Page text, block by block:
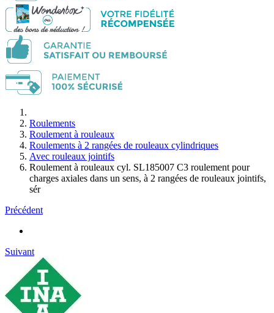
Roulements
Roulement à rouleaux
Roulements à 2 rangées de rouleaux cylindriques
Avec rouleaux jointifs
Roulement à rouleaux cyl. SL185007 C3 roulement pour
charges axiales dans un sens, à 2 rangées de rouleaux jointifs,
sér
Précédent
Suivant